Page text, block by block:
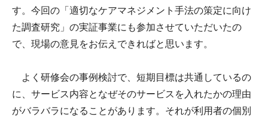
す。今回の「適切なケアマネジメント手法の策定に向け
た調査研究」の実証事業にも参加させていただいたの
で、現場の意見をお伝えできればと思います。
よく研修会の事例検討で、短期目標は共通しているの
に、サービス内容となぜそのサービスを入れたかの理由
がバラバラになることがあります。それが利用者の個別